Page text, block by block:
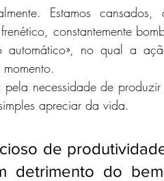
Estamos cansados,
constantemente
automático», no qual a
necessidade de
apreciar da vida.
de
detrimento do